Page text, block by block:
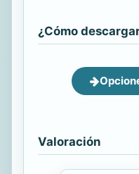
¿Cómo
Valoración